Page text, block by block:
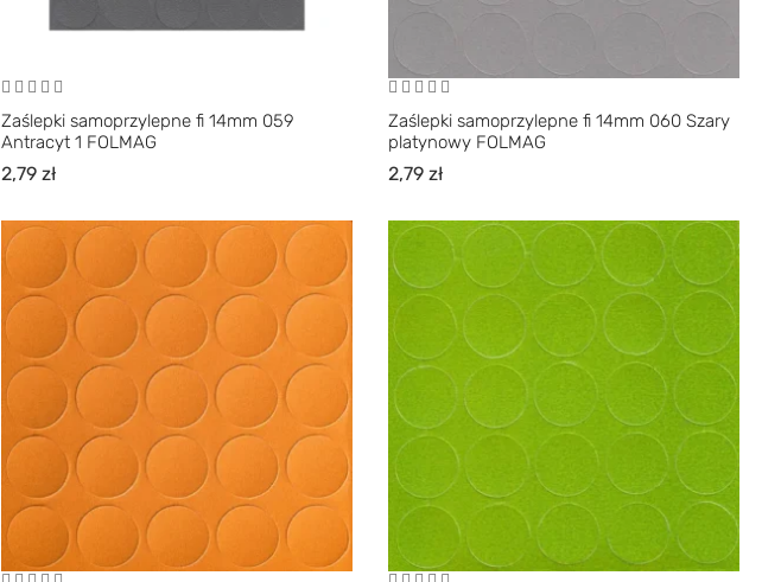
Zaślepki samoprzylepne fi 14mm 059
Antracyt 1 FOLMAG
2,79 zł
Zaślepki samoprzylepne fi 14mm 060 Szary
platynowy FOLMAG
2,79 zł